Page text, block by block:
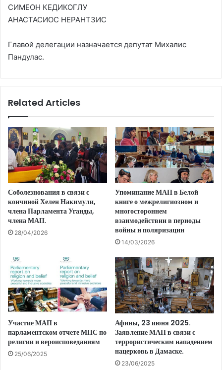
СИМЕОН КЕДИКОГЛУ
АНАСТАСИОС НЕРАНТЗИС
Главой делегации назначается депутат Михалис
Пандулас.
Related Articles
Соболезнования в связи с
кончиной Хелен Накимули,
члена Парламента Уганды,
члена МАП.
28/04/2026
Упоминание МАП в Белой
книге о межрелигиозном и
многостороннем
взаимодействии в периоды
войны и поляризации
14/03/2026
Участие МАП в
парламентском отчете МПС по
религии и вероисповеданиям
25/06/2025
Афины, 23 июня 2025.
Заявление МАП в связи с
террористическим нападением
нацерковь в Дамаске.
23/06/2025